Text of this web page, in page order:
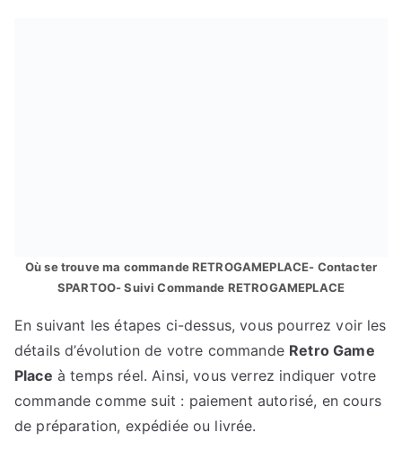
Où se trouve ma commande RETROGAMEPLACE- Contacter
SPARTOO- Suivi Commande RETROGAMEPLACE
En suivant les étapes ci-dessus, vous pourrez voir les
détails d’évolution de votre commande Retro Game
Place à temps réel. Ainsi, vous verrez indiquer votre
commande comme suit : paiement autorisé, en cours
de préparation, expédiée ou livrée.